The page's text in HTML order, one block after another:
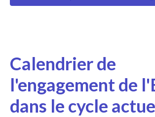
Calendrier de
l'engagement de
dans le cycle